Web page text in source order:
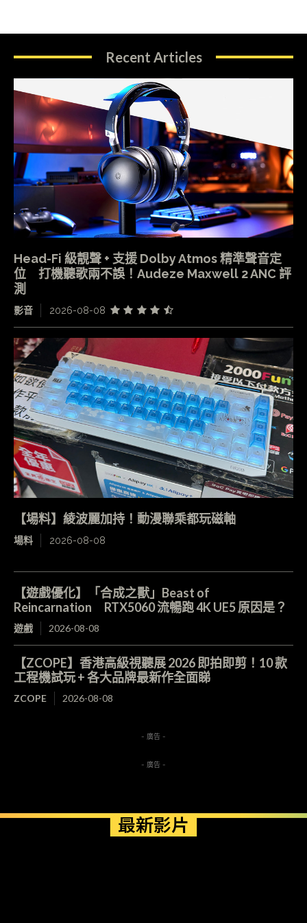
Recent Articles
Head-Fi 級靚聲 + 支援 Dolby Atmos 精準聲音定
位 打機聽歌兩不誤！Audeze Maxwell 2 ANC 評
測
影音 2026-08-08
【場料】綾波麗加持！動漫聯乘都玩磁軸
場料 2026-08-08
【遊戲優化】「合成之獸」Beast of
Reincarnation RTX5060 流暢跑 4K UE5 原因是？
遊戲 2026-08-08
【ZCOPE】香港高級視聽展 2026 即拍即剪！10 款
工程機試玩 + 各大品牌最新作全面睇
ZCOPE 2026-08-08
- 廣告 -
- 廣告 -
最新影片